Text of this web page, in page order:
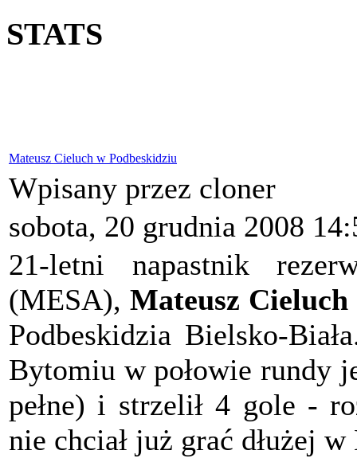
STATS
Mateusz Cieluch w Podbeskidziu
Wpisany przez cloner
sobota, 20 grudnia 2008
21-letni napastnik
(MESA),Mateusz Cieluch
Podbeskidzia Bielsko-
Bytomiu w połowie rundy
pełne) i strzelił 4 gole -
nie chciał już grać dłużej